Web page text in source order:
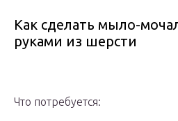
Как сделать мыло-
руками из шерсти
Что потребуется: